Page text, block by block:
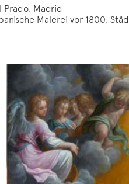
Prado, Madrid
Malerei vor 1800,